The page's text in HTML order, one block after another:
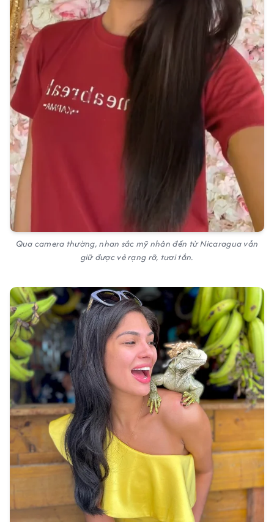
Qua camera thường, nhan sắc mỹ nhân đến từ Nicaragua vẫn
giữ được vẻ rạng rỡ, tươi tắn.